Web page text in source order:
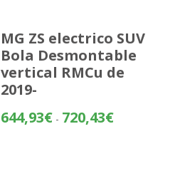
MG ZS electrico SUV
Bola Desmontable
vertical RMCu de
2019-
644,93€ - 720,43€Rango